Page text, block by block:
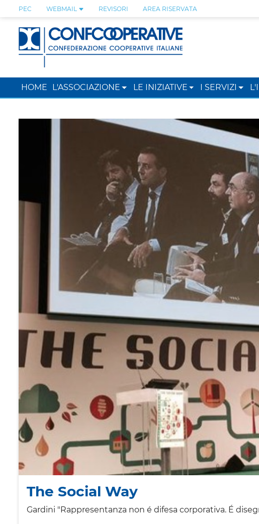
PEC WEBMAIL REVISORI AREA RISERVATA
HOME L'ASSOCIAZIONE LE INIZIATIVE I SERVIZI
The Social Way
Gardini "Rappresentanza non é difesa corporativa. É